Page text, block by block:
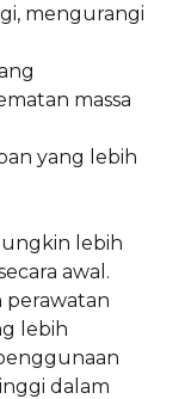
mengurangi
massa
yang lebih
lebih
awal.
lebih
dalam